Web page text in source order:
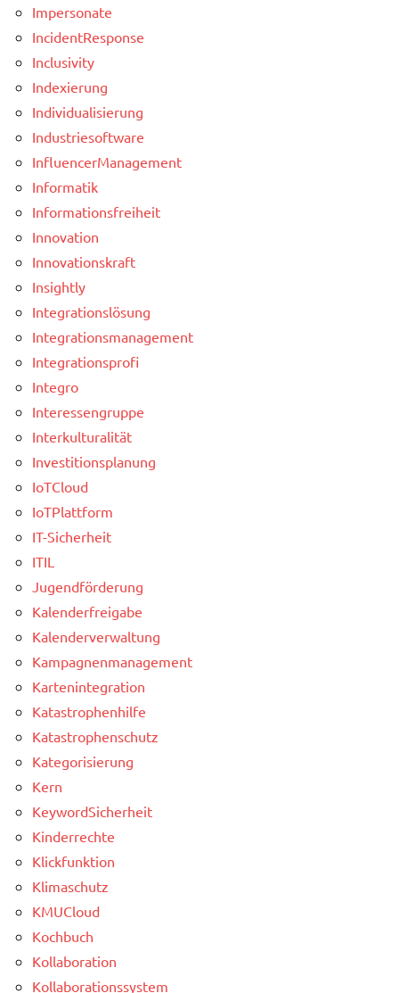
Impersonate
IncidentResponse
Inclusivity
Indexierung
Individualisierung
Industriesoftware
InfluencerManagement
Informatik
Informationsfreiheit
Innovation
Innovationskraft
Insightly
Integrationslösung
Integrationsmanagement
Integrationsprofi
Integro
Interessengruppe
Interkulturalität
Investitionsplanung
IoTCloud
IoTPlattform
IT-Sicherheit
ITIL
Jugendförderung
Kalenderfreigabe
Kalenderverwaltung
Kampagnenmanagement
Kartenintegration
Katastrophenhilfe
Katastrophenschutz
Kategorisierung
Kern
KeywordSicherheit
Kinderrechte
Klickfunktion
Klimaschutz
KMUCloud
Kochbuch
Kollaboration
Kollaborationssystem